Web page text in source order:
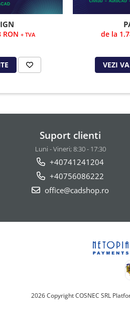
RON + TVA de la
VEZI
Suport clienti
Luni - Vineri; 8:30 - 17:30
+40741241204
+40756086222
office@cadshop.ro
2026 Copyright COSNEC SRL